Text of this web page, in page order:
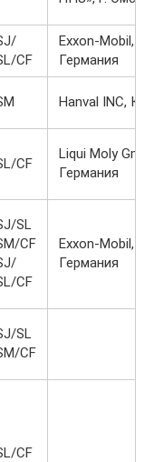
CF
Exxon-Mobil,
Германия
Hanval INC,
CF
Liqui Moly
Германия
SL
CF
CF
Exxon-Mobil,
Германия
SL
CF
CF